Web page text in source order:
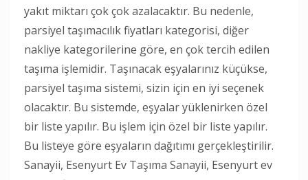
yakıt miktarı çok çok azalacaktır. Bu nedenle,
parsiyel taşımacılık fiyatları kategorisi, diğer
nakliye kategorilerine göre, en çok tercih edilen
taşıma işlemidir. Taşınacak eşyalarınız küçükse,
parsiyel taşıma sistemi, sizin için en iyi seçenek
olacaktır. Bu sistemde, eşyalar yüklenirken özel
bir liste yapılır. Bu işlem için özel bir liste yapılır.
Bu listeye göre eşyaların dağıtımı gerçekleştirilir.
Sanayii, Esenyurt Ev Taşıma Sanayii, Esenyurt ev